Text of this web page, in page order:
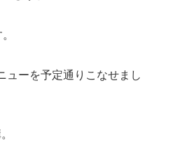
ューを予定通りこなせまし